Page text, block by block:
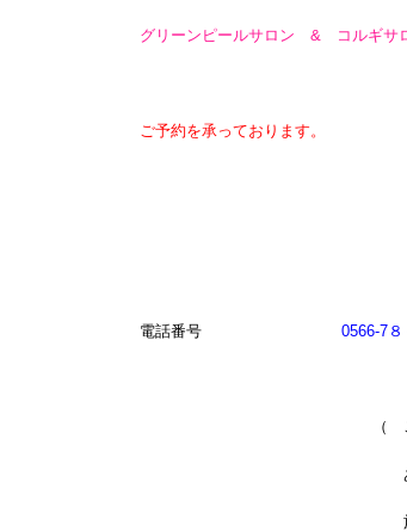
グリーンピールサロン & コルギサ
ご予約を承っております。
電話番号 0566-7８
（ ご予約のお電話
ありがとうご
施術中はお電話に